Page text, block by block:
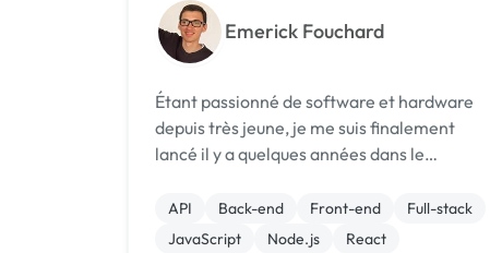
Emerick Fouchard
Étant passionné de software et hardware
depuis très jeune, je me suis finalement
lancé il y a quelques années dans le
indépendant avec Wordpress. Mais ayant
envie de faire plus et de monter en
API Back-end Front-end
Full-stack
JavaScript
Node.js React